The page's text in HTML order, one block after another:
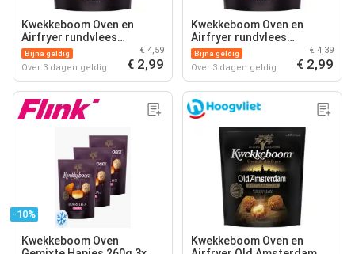
Kwekkeboom Oven en
Airfryer rundvlees
bitterballen
Bijna geldig
Over 3 dagen geldig
€ 4,59
€ 2,99
Kwekkeboom Oven en
Airfryer rundvlees
croquetten
Bijna geldig
Over 3 dagen geldig
€ 4,39
€ 2,99
-10%
Kwekkeboom Oven
Kwekkeboom Oven en